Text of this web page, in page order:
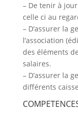
– De tenir à
celle ci au
– D’assurer la
l’association
des éléments
salaires.
– D’assurer la
différents